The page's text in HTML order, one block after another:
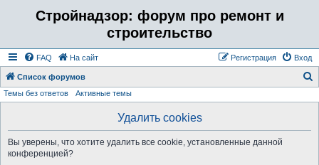
Стройнадзор: форум про ремонт и
строительство
FAQ На сайт Вход
Регистрация
Список форумов
Темы без ответов Активные темы
Удалить cookies
Вы уверены, что хотите удалить все cookie, установленные данной
конференцией?